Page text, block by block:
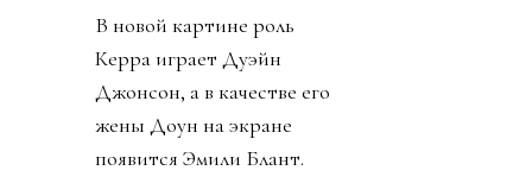
В новой картине роль
Керра играет Дуэйн
Джонсон, а в качестве его
жены Доун на экране
появится Эмили Блант.